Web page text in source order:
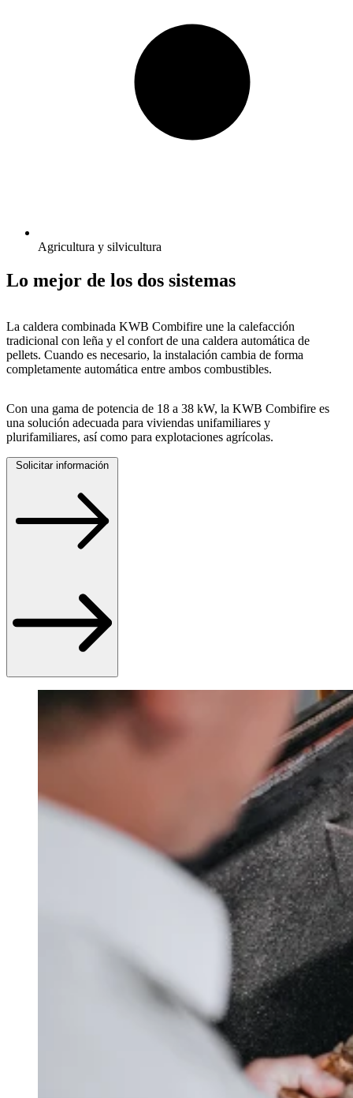
Agricultura y silvicultura
Lo mejor de los dos sistemas
La caldera combinada KWB Combifire une la calefacción
tradicional con leña y el confort de una caldera automática de
pellets. Cuando es necesario, la instalación cambia de forma
completamente automática entre ambos combustibles.
Con una gama de potencia de 18 a 38 kW, la KWB Combifire es
una solución adecuada para viviendas unifamiliares y
plurifamiliares, así como para explotaciones agrícolas.
Solicitar información